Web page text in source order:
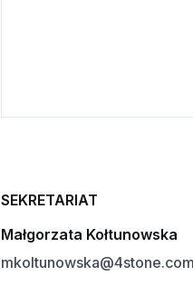
SEKRETARIAT
Małgorzata Kołtunowska